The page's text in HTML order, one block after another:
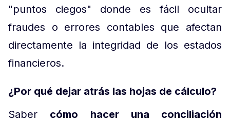
"puntos ciegos" donde es fácil ocultar
fraudes o errores contables que afectan
directamente la integridad de los estados
financieros.
¿Por qué dejar atrás las hojas de cálculo?
Saber cómo hacer una conciliación